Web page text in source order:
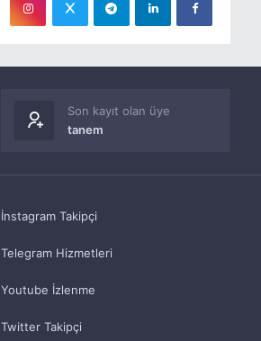
Son kayıt olan üye
tanem
İnstagram Takipçi
Telegram Hizmetleri
Youtube İzlenme
Twitter Takipçi